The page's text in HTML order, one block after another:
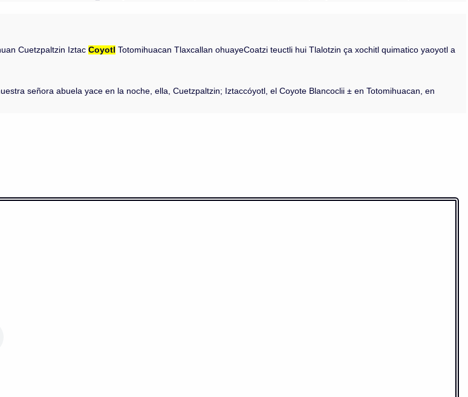
Cuetzpaltzin IztacCoyotl Totomihuacan Tlaxcallan ohuayeCoatzi teuctli hui Tlalotzin ça xochitl quimatico yaoyotl a
señora abuela yace en la noche, ella, Cuetzpaltzin; Iztaccóyotl, el Coyote Blancoclii ± en Totomihuacan, en